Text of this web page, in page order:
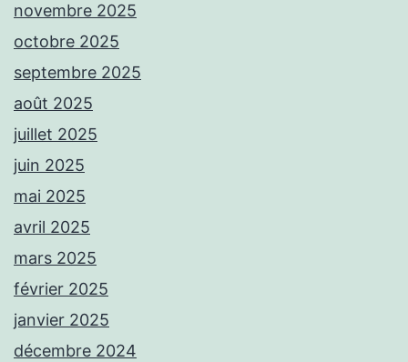
novembre 2025
octobre 2025
septembre 2025
août 2025
juillet 2025
juin 2025
mai 2025
avril 2025
mars 2025
février 2025
janvier 2025
décembre 2024